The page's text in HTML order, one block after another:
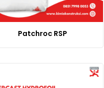
Patchroc RSP